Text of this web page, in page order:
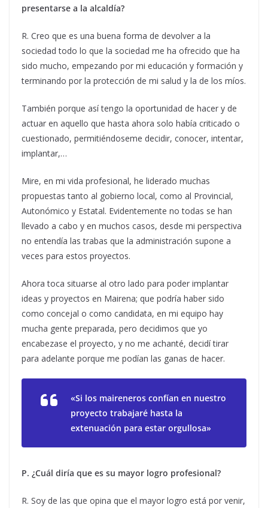
presentarse a la alcaldía?
R. Creo que es una buena forma de devolver a la
sociedad todo lo que la sociedad me ha ofrecido que ha
sido mucho, empezando por mi educación y formación y
terminando por la protección de mi salud y la de los míos.
También porque así tengo la oportunidad de hacer y de
actuar en aquello que hasta ahora solo había criticado o
cuestionado, permitiéndoseme decidir, conocer, intentar,
implantar,…
Mire, en mi vida profesional, he liderado muchas
propuestas tanto al gobierno local, como al Provincial,
Autonómico y Estatal. Evidentemente no todas se han
llevado a cabo y en muchos casos, desde mi perspectiva
no entendía las trabas que la administración supone a
veces para estos proyectos.
Ahora toca situarse al otro lado para poder implantar
ideas y proyectos en Mairena; que podría haber sido
como concejal o como candidata, en mi equipo hay
mucha gente preparada, pero decidimos que yo
encabezase el proyecto, y no me achanté, decidí tirar
para adelante porque me podían las ganas de hacer.
«Si los maireneros confían en nuestro
proyecto trabajaré hasta la
extenuación para estar orgullosa»
P. ¿Cuál diría que es su mayor logro profesional?
R. Soy de las que opina que el mayor logro está por venir,